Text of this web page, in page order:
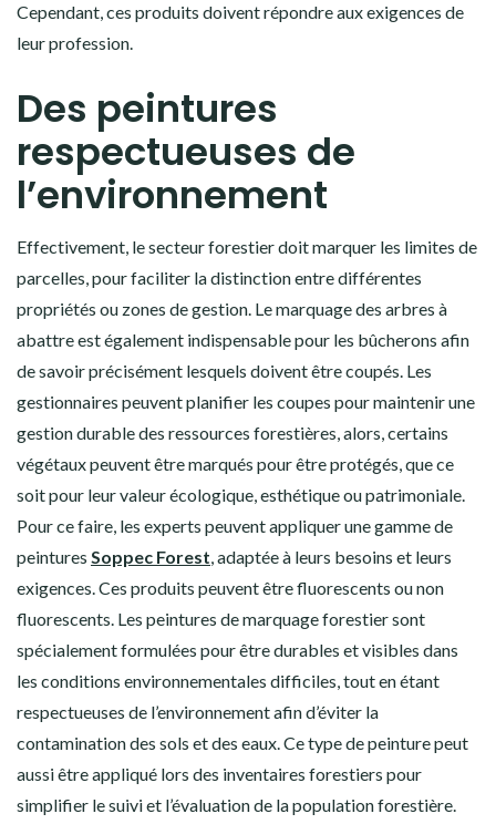
Cependant, ces produits doivent répondre aux exigences de
leur profession.
Des peintures
respectueuses de
l’environnement
Effectivement, le secteur forestier doit marquer les limites de
parcelles, pour faciliter la distinction entre différentes
propriétés ou zones de gestion. Le marquage des arbres à
abattre est également indispensable pour les bûcherons afin
de savoir précisément lesquels doivent être coupés. Les
gestionnaires peuvent planifier les coupes pour maintenir une
gestion durable des ressources forestières, alors, certains
végétaux peuvent être marqués pour être protégés, que ce
soit pour leur valeur écologique, esthétique ou patrimoniale.
Pour ce faire, les experts peuvent appliquer une gamme de
peintures Soppec Forest, adaptée à leurs besoins et leurs
exigences. Ces produits peuvent être fluorescents ou non
fluorescents. Les peintures de marquage forestier sont
spécialement formulées pour être durables et visibles dans
les conditions environnementales difficiles, tout en étant
respectueuses de l’environnement afin d’éviter la
contamination des sols et des eaux. Ce type de peinture peut
aussi être appliqué lors des inventaires forestiers pour
simplifier le suivi et l’évaluation de la population forestière.